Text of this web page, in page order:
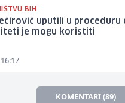
BIH
uputili u proceduru
je mogu koristiti
KOMENTARI (89)